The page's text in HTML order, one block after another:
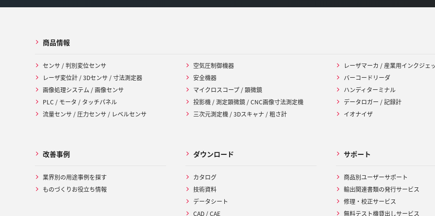
商品情報
センサ / 判別変位センサ
レーザ変位計 / 3Dセンサ / 寸法測定器
画像処理システム / 画像センサ
PLC / モータ / タッチパネル
流量センサ / 圧力センサ / レベルセンサ
空気圧制御機器
安全機器
マイクロスコープ / 顕微鏡
投影機 / 測定顕微鏡 / CNC画像寸法測定機
三次元測定機 / 3Dスキャナ / 粗さ計
レーザマーカ / 産業用インクジェ
バーコードリーダ
ハンディターミナル
データロガー / 記録計
イオナイザ
改善事例
業界別の用途事例を探す
ものづくりお役立ち情報
ダウンロード
カタログ
技術資料
データシート
CAD / CAE
サポート
商品別ユーザーサポート
輸出関連書類の発行サービス
修理・校正サービス
無料テスト機貸出しサービス